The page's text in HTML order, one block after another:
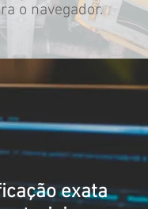
o navegador.
exata